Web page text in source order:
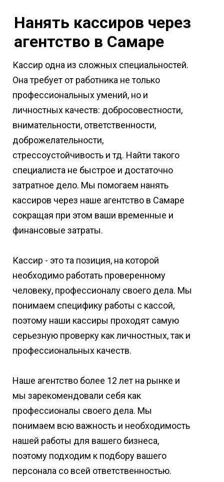
Кассир одна из сложных специальностей.
Она требует от работника не только
профессиональных умений, но и
личностных качеств: добросовестности,
внимательности, ответственности,
доброжелательности,
стрессоустойчивость и тд. Найти такого
специалиста не быстрое и достаточно
затратное дело. Мы помогаем нанять
кассиров через наше агентство в Самаре
сокращая при этом ваши временные и
финансовые затраты.
Кассир - это та позиция, на которой
необходимо работать проверенному
человеку, профессионалу своего дела. Мы
понимаем специфику работы с кассой,
поэтому наши кассиры проходят самую
серьезную проверку как личностных, так и
профессиональных качеств.
Наше агентство более 12 лет на рынке и
мы зарекомендовали себя как
профессионалы своего дела. Мы
понимаем всю важность и необходимость
нашей работы для вашего бизнеса,
поэтому подходим к подбору вашего
персонала со всей ответственностью.
Нанять кассиров через
агентство в Самаре